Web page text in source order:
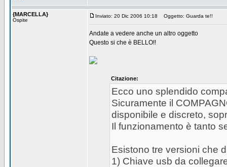
{MARCELLA}
Ospite
Inviato: 20 Dic 2006 10:18 Oggetto: Guarda te!!
Andate a vedere anche un altro oggetto
Questo si che è BELLO!!
Citazione:
Ecco uno splendido
Sicuramente il
disponibile e discreto,
Il funzionamento è tanto
Esistono tre versioni che
1) Chiave usb da